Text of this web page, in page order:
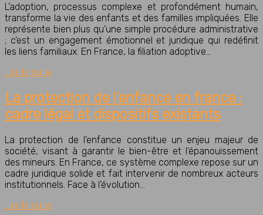
L’adoption, processus complexe et profondément humain,
transforme la vie des enfants et des familles impliquées. Elle
représente bien plus qu’une simple procédure administrative
; c’est un engagement émotionnel et juridique qui redéfinit
les liens familiaux. En France, la filiation adoptive…
Lire la suite
La protection de l’enfance en france :
cadre légal et dispositifs existants
La protection de l’enfance constitue un enjeu majeur de
société, visant à garantir le bien-être et l’épanouissement
des mineurs. En France, ce système complexe repose sur un
cadre juridique solide et fait intervenir de nombreux acteurs
institutionnels. Face à l’évolution…
Lire la suite